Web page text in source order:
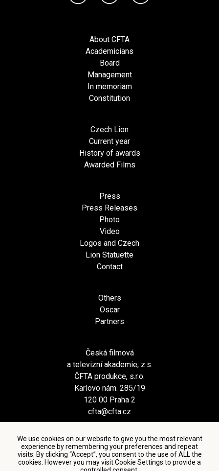
We use cookies on our website to give you the most relevant
experience by remembering your preferences and repeat
visits. By clicking “Accept”, you consent to the use of ALL the
cookies. However you may visit Cookie Settings to provide a
About CFTA
Academicians
Board
Management
In memoriam
Constitution
Czech Lion
Current year
History of awards
Awarded Films
Press
Press Releases
Photo
Video
Logos and Czech
Lion Statuette
Contact
Others
Oscar
Partners
Česká filmová
a televizní akademie, z.s.
ČFTA produkce, s.r.o.
Karlovo nám. 285/19
120 00 Praha 2
cfta@cfta.cz